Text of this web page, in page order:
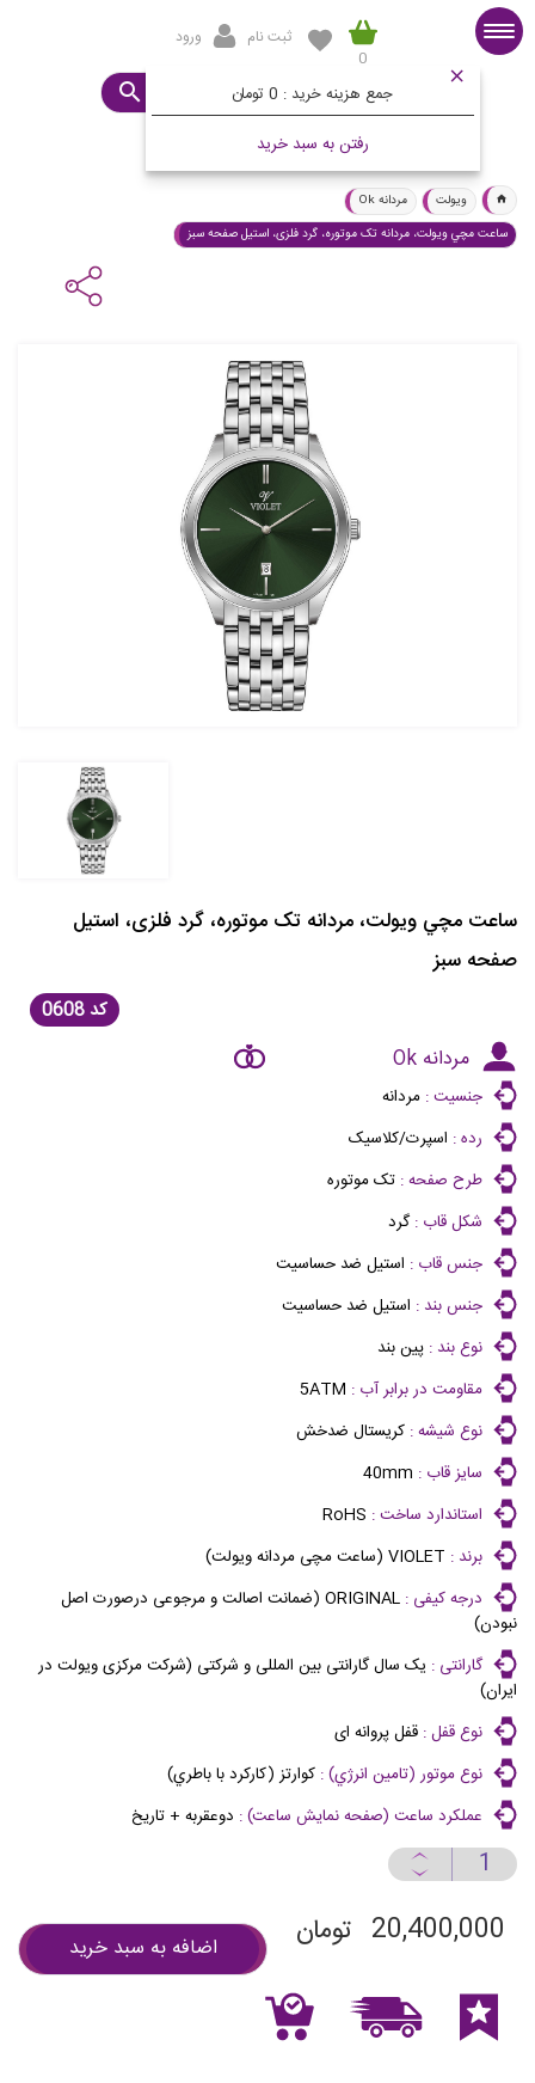
0
جمع هزینه خرید :
رفتن به سبد خرید
ثبت نام ورود
ساعت مورد نظرتان چیست؟
ویولت
مردانه Ok
ساعت مچي ويولت، مردانه تک موتوره، گرد فلزی، استيل صفحه سبز
ساعت مچي ويولت، مردانه تک موتوره، گرد فلزی، استيل
صفحه سبز
کد
مردانه Ok
جنسیت : مردانه
رده : اسپرت/کلاسیک
طرح صفحه : تک موتوره
شکل قاب :گرد
جنس قاب : استیل ضد حساسیت
جنس بند : استیل ضد حساسیت
نوع بند : پین بند
مقاومت در برابر آب : 5ATM
نوع شیشه : کریستال ضدخش
سایز قاب : 40mm
استاندارد ساخت : RoHS
برند : VIOLET (ساعت مچی مردانه ویولت)
درجه کیفی :
ORIGINAL (ضمانت اصالت و مرجوعی درصورت اصل
نبودن)
گارانتی : یک سال گارانتی بین المللی و شرکتی (شرکت مرکزی ویولت در
ایران)
نوع قفل : قفل پروانه ای
نوع موتور (تامين انرژي) : كوارتز (كاركرد با باطري)
عملكرد ساعت (صفحه نمايش ساعت) : دوعقربه + تاريخ
20,400,000 تومان اضافه به سبد خرید